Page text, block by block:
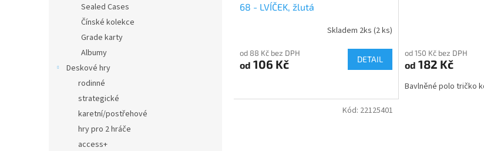
Sealed Cases
Čínské kolekce
Grade karty
Albumy
Deskové hry
rodinné
strategické
karetní/postřehové
hry pro 2 hráče
access+
68 - LVÍČEK, žlutá
Skladem 2ks (2 ks)
od 88 Kč bez DPH
od 106 Kč DETAIL
od 150 Kč bez DPH
od 182 Kč
Bavlněné polo tričko
Kód: 22125401